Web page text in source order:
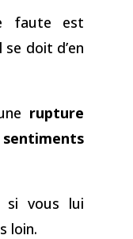
faute est
doit d’en
rupture
sentiments
si vous lui
loin.